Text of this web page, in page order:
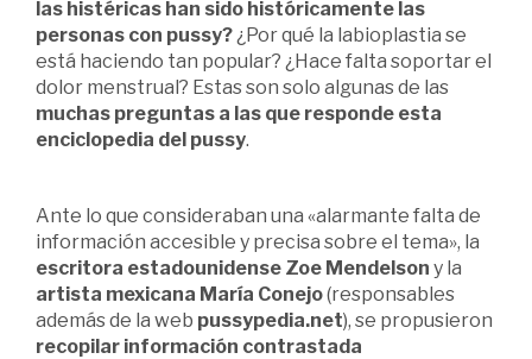
las histéricas han sido históricamente las
personas con pussy? ¿Por qué la labioplastia se
está haciendo tan popular? ¿Hace falta soportar el
dolor menstrual? Estas son solo algunas de las
muchas preguntas a las que responde esta
enciclopedia del pussy.
Ante lo que consideraban una «alarmante falta de
información accesible y precisa sobre el tema», la
escritora estadounidense Zoe Mendelson y la
artista mexicana María Conejo(responsables
además de la web pussypedia.net), se propusieron
recopilar información contrastada